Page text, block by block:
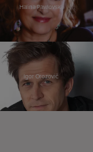
Halina Pawlovská
Igor Orozovič